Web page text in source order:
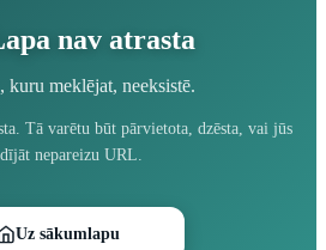
nav atrasta
kuru meklējat, neeksistē.
Tā varētu būt pārvietota, dzēsta, vai jūs
nepareizu URL.
Uz sākumlapu